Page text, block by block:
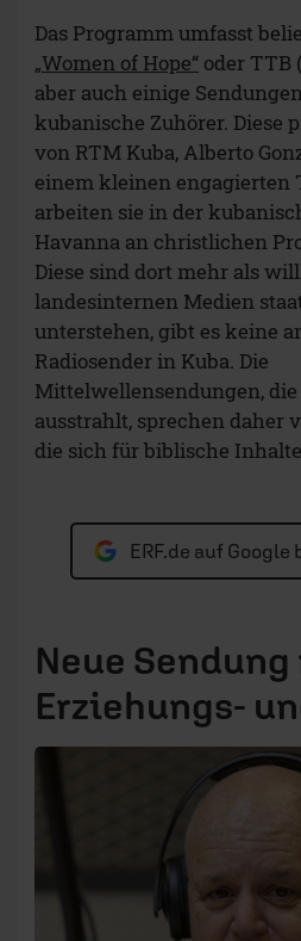
Das Programm umfasst
„Women of Hope“ oder TTB (
aber auch einige
kubanische Zuhörer. Diese
von RTM Kuba, Alberto
einem kleinen engagierten
arbeiten sie in der
Havanna an christlichen
Diese sind dort mehr als
landesinternen Medien
unterstehen, gibt es keine
Radiosender in Kuba. Die
Mittelwellensendungen, die
ausstrahlt, sprechen daher
die sich für biblische
ERF.de auf Google
Neue
Erziehungs-